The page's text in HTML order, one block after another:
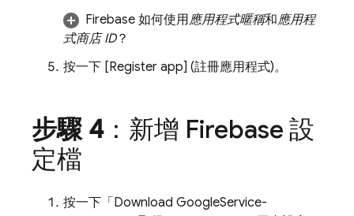
Firebase 如何使用應用程式暱稱和應用程
式商店 ID？
按一下 [Register app] (註冊應用程式)。
步驟 4：新增 Firebase 設
定檔
按一下「Download GoogleService-